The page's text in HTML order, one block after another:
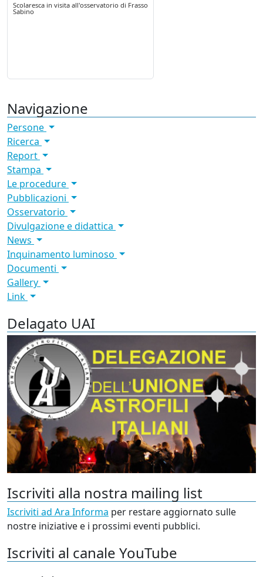
Scolaresca in visita all'osservatorio di Frasso
Sabino
Navigazione
Persone
Ricerca
Report
Stampa
Le procedure
Pubblicazioni
Osservatorio
Divulgazione e didattica
News
Inquinamento luminoso
Documenti
Gallery
Link
Delagato UAI
Iscriviti alla nostra mailing list
Iscriviti ad Ara Informa per restare aggiornato sulle
nostre iniziative e i prossimi eventi pubblici.
Iscriviti al canale YouTube